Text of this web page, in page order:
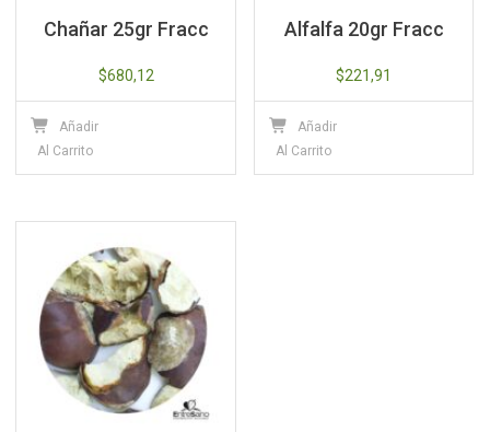
Chañar 25gr Fracc
$680,12
Añadir
Al Carrito
Alfalfa 20gr Fracc
$221,91
Añadir
Al Carrito